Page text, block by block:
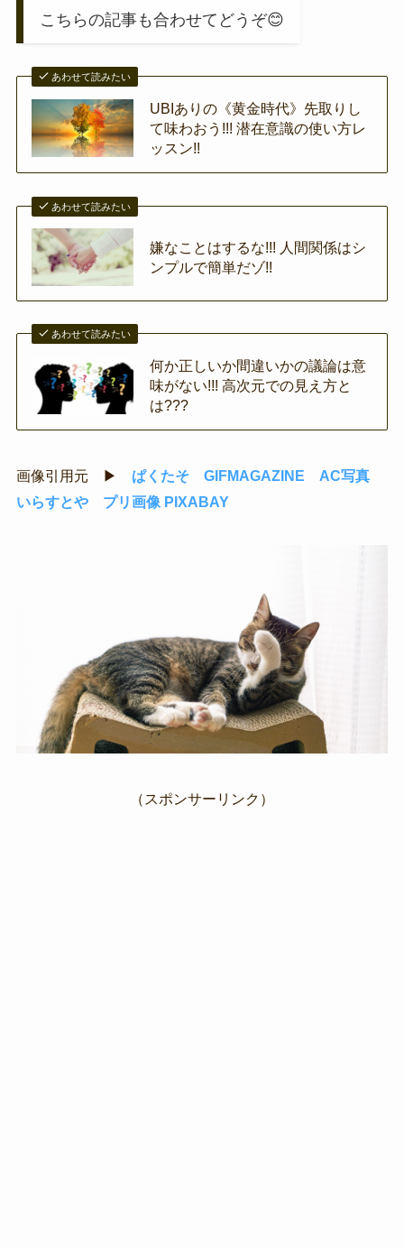
こちらの記事も合わせてどうぞ😊
あわせて読みたい
UBIありの《黄金時代》先取りし
て味わおう!!! 潜在意識の使い方レ
ッスン!!
あわせて読みたい
嫌なことはするな!!! 人間関係はシ
ンプルで簡単だゾ!!
あわせて読みたい
何か正しいか間違いかの議論は意
味がない!!! 高次元での見え方と
は???
画像引用元 ▶ ぱくたそ GIFMAGAZINE
AC写真
いらすとや
プリ画像 PIXABAY
（スポンサーリンク）